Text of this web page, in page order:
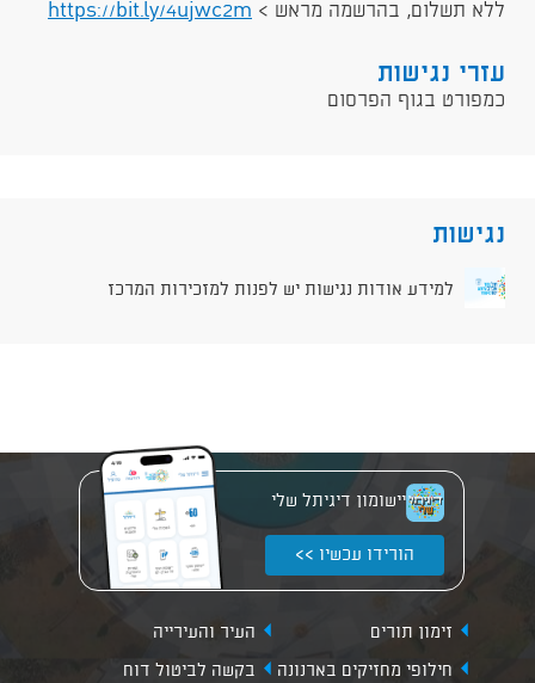
ללא תשלום, בהרשמה מראש > https://bit.ly/4ujwc2m​
עזרי נגישות
כמפורט בגוף הפרסום
נגישות
למידע אודות נגישות יש לפנות למזכירות המרכז
יישומון דיגיתל שלי
הורידו עכשיו >>
זימון תורים
העיר והעירייה
חילופי מחזיקים בארנונה
בקשה לביטול דוח